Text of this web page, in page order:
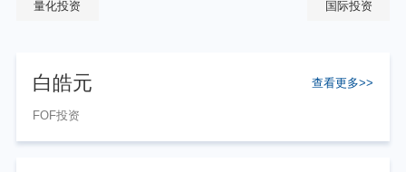
量化投资 国际投资
白皓元 查看更多>>
FOF投资